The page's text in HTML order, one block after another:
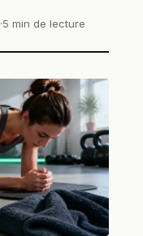
·5 min de lecture